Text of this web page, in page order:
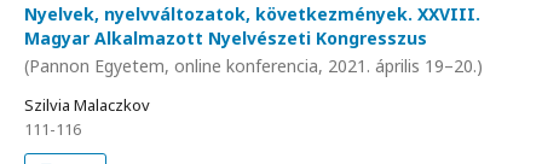
Nyelvek, nyelvváltozatok, következmények. XXVIII.
Magyar Alkalmazott Nyelvészeti Kongresszus
(Pannon Egyetem, online konferencia, 2021. április 19–20.)
Szilvia Malaczkov
111-116